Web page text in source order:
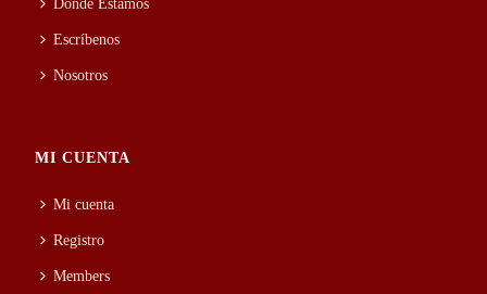
Donde Estamos
Escríbenos
Nosotros
MI CUENTA
Mi cuenta
Registro
Members